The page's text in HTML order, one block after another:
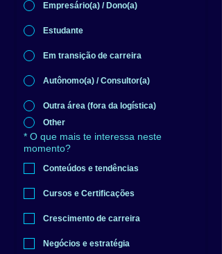
Empresário(a) / Dono(a)
Estudante
Em transição de carreira
Autônomo(a) / Consultor(a)
Outra área (fora da logística)
Other
* O que mais te interessa neste
momento?
Conteúdos e tendências
Cursos e Certificações
Crescimento de carreira
Negócios e estratégia